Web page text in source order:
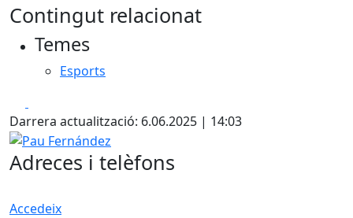
Contingut relacionat
Temes
Esports
Darrera actualització: 6.06.2025 | 14:03
Pau Fernández
Adreces i telèfons
Accedeix